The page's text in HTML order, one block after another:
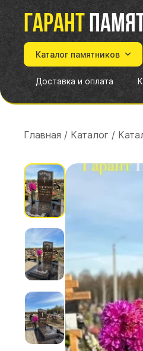
Гарант
Каталог памятников
Доставка и оплата
Главная / Каталог /